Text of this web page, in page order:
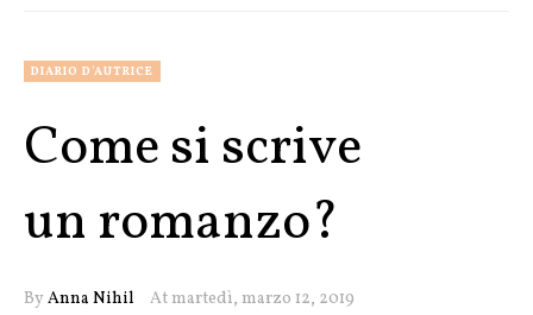
DIARIO D'AUTRICE
Come si scrive
un romanzo?
By Anna Nihil
At martedì, marzo 12, 2019